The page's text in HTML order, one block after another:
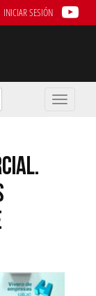
INICIAR SESIÓN
Toggle